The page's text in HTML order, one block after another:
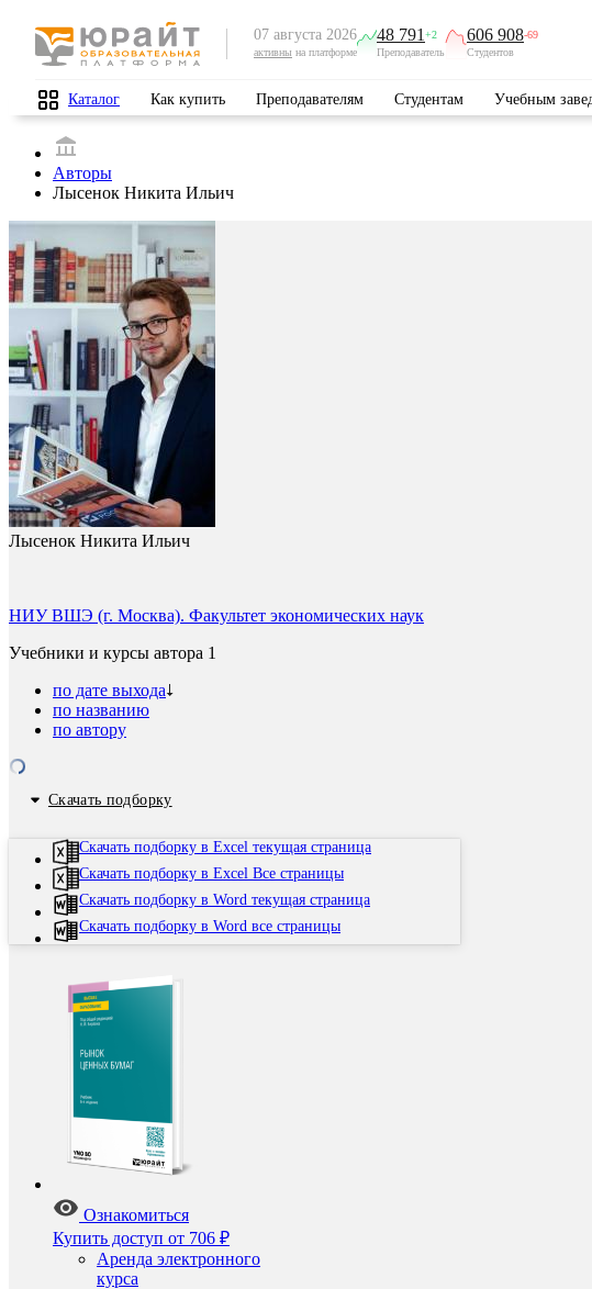
07 августа 2026
активны на платформе
48 791 +2
Преподаватель
606 908-69
Студентов
Каталог Как купить Преподавателям Студентам Учебным
Авторы
Лысенок Никита Ильич
Лысенок Никита Ильич
НИУ ВШЭ (г. Москва). Факультет экономических наук
Учебники и курсы автора 1
по дате выхода
по названию
по автору
Скачать подборку
Скачать подборку в Excel текущая страница
Скачать подборку в Excel Все страницы
Скачать подборку в Word текущая страница
Скачать подборку в Word все страницы
Ознакомиться
Купить доступ от 706 ₽
Аренда электронного
курса